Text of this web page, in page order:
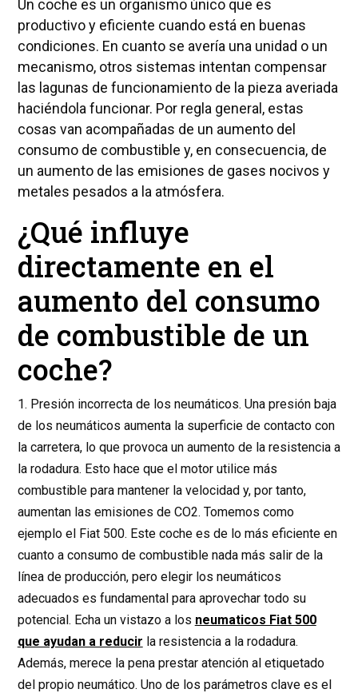
Un coche es un organismo único que es
productivo y eficiente cuando está en buenas
condiciones. En cuanto se avería una unidad o un
mecanismo, otros sistemas intentan compensar
las lagunas de funcionamiento de la pieza averiada
haciéndola funcionar. Por regla general, estas
cosas van acompañadas de un aumento del
consumo de combustible y, en consecuencia, de
un aumento de las emisiones de gases nocivos y
metales pesados a la atmósfera.
¿Qué influye
directamente en el
aumento del consumo
de combustible de un
coche?
1. Presión incorrecta de los neumáticos. Una presión baja
de los neumáticos aumenta la superficie de contacto con
la carretera, lo que provoca un aumento de la resistencia a
la rodadura. Esto hace que el motor utilice más
combustible para mantener la velocidad y, por tanto,
aumentan las emisiones de CO2. Tomemos como
ejemplo el Fiat 500. Este coche es de lo más eficiente en
cuanto a consumo de combustible nada más salir de la
línea de producción, pero elegir los neumáticos
adecuados es fundamental para aprovechar todo su
potencial. Echa un vistazo a los neumaticos Fiat 500
que ayudan a reducir la resistencia a la rodadura.
Además, merece la pena prestar atención al etiquetado
del propio neumático. Uno de los parámetros clave es el